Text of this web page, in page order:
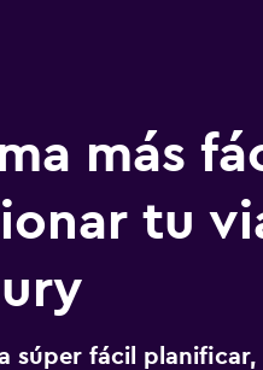
más
tu
súper fácil planificar,